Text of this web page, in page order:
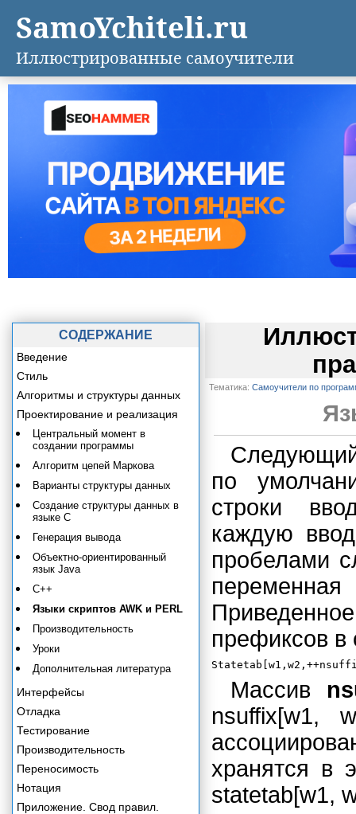
Тематика: Самоучители по
по
строки
каждую
пробелами
префиксов
Массив
nsuffix[w1,
хранятся в
statetab[w1,
СОДЕРЖАНИЕ
Введение
Стиль
Алгоритмы и структуры данных
Проектирование и реализация
Центральный момент в
создании программы
Алгоритм цепей Маркова
Варианты структуры данных
Создание структуры данных в
языке С
Генерация вывода
Объектно-ориентированный
язык Java
C++
Языки скриптов AWK и PERL
Производительность
Уроки
Дополнительная литература
Интерфейсы
Отладка
Тестирование
Производительность
Переносимость
Нотация
Приложение. Свод правил.
SamoYchiteli.ru
Иллюстрированные самоучители